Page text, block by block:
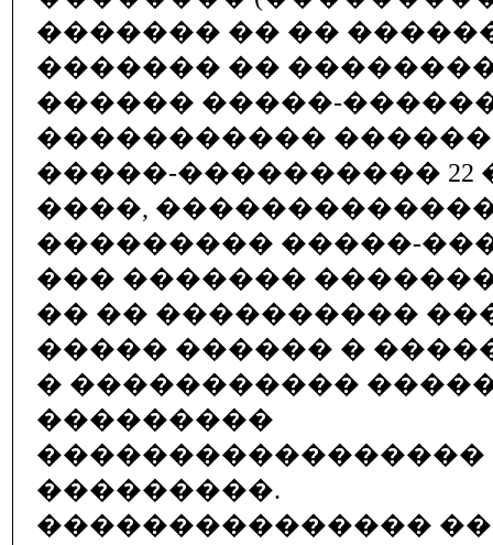
������� �� ��
������� ��
������ �����-
�����������
�����-���������� 22
����,
��������� �����-
��� �������
�� �� ����������
����� ������ �
� �����������
���������
�����������������
���������.
���������������